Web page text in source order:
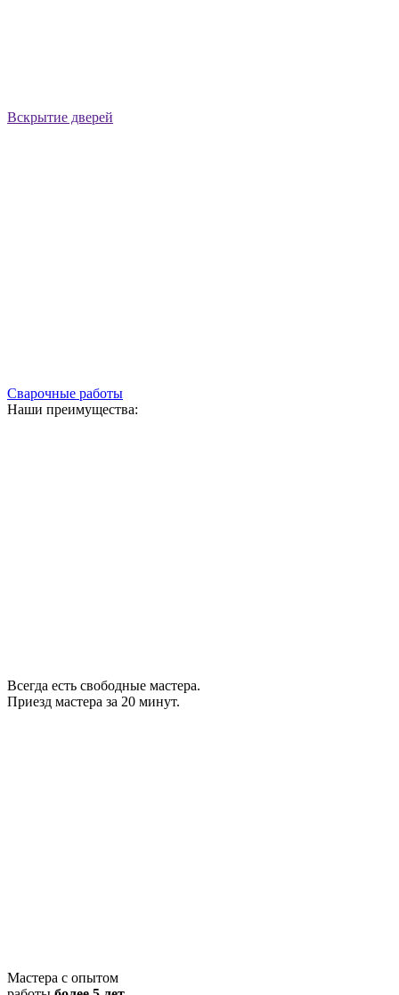
Вскрытие дверей
Сварочные работы
Наши преимущества:
Всегда есть свободные мастера.
Приезд мастера за 20 минут.
Мастера с опытом